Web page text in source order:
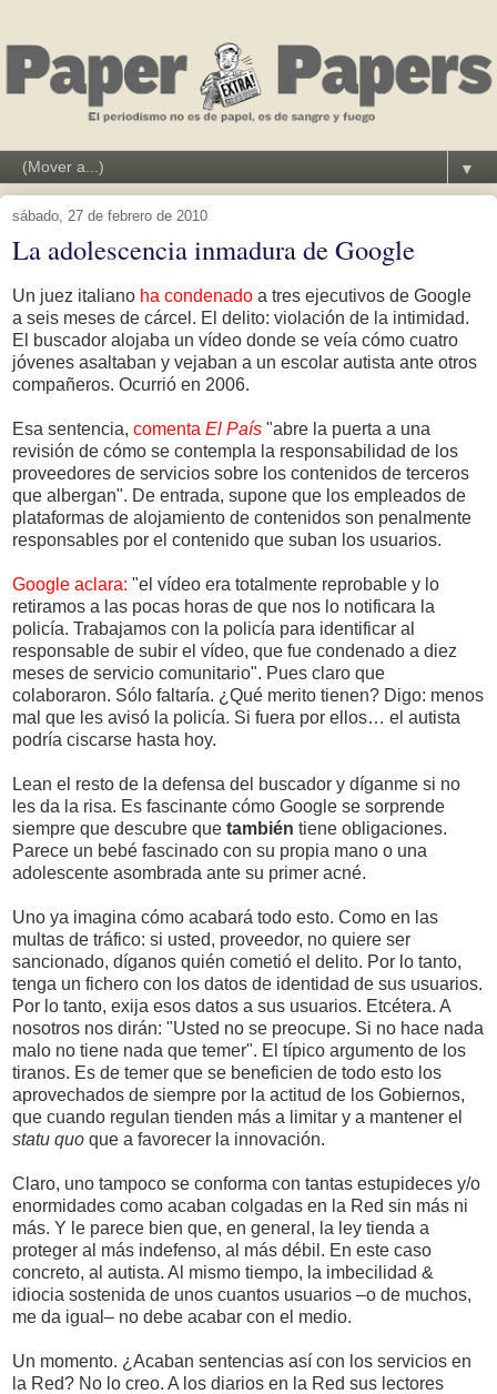
▼
sábado, 27 de febrero de 2010
La adolescencia inmadura de Google
Un juez italiano ha condenado a tres ejecutivos de Google
a seis meses de cárcel. El delito: violación de la intimidad.
El buscador alojaba un vídeo donde se veía cómo cuatro
jóvenes asaltaban y vejaban a un escolar autista ante otros
compañeros. Ocurrió en 2006.
Esa sentencia, comenta El País "abre la puerta a una
revisión de cómo se contempla la responsabilidad de los
proveedores de servicios sobre los contenidos de terceros
que albergan". De entrada, supone que los empleados de
plataformas de alojamiento de contenidos son penalmente
responsables por el contenido que suban los usuarios.
Google aclara: "el vídeo era totalmente reprobable y lo
retiramos a las pocas horas de que nos lo notificara la
policía. Trabajamos con la policía para identificar al
responsable de subir el vídeo, que fue condenado a diez
meses de servicio comunitario". Pues claro que
colaboraron. Sólo faltaría. ¿Qué merito tienen? Digo: menos
mal que les avisó la policía. Si fuera por ellos… el autista
podría ciscarse hasta hoy.
Lean el resto de la defensa del buscador y díganme si no
les da la risa. Es fascinante cómo Google se sorprende
siempre que descubre que también tiene obligaciones.
Parece un bebé fascinado con su propia mano o una
adolescente asombrada ante su primer acné.
Uno ya imagina cómo acabará todo esto. Como en las
multas de tráfico: si usted, proveedor, no quiere ser
sancionado, díganos quién cometió el delito. Por lo tanto,
tenga un fichero con los datos de identidad de sus usuarios.
Por lo tanto, exija esos datos a sus usuarios. Etcétera. A
nosotros nos dirán: "Usted no se preocupe. Si no hace nada
malo no tiene nada que temer". El típico argumento de los
tiranos. Es de temer que se beneficien de todo esto los
aprovechados de siempre por la actitud de los Gobiernos,
que cuando regulan tienden más a limitar y a mantener el
statu quo que a favorecer la innovación.
Claro, uno tampoco se conforma con tantas estupideces y/o
enormidades como acaban colgadas en la Red sin más ni
más. Y le parece bien que, en general, la ley tienda a
proteger al más indefenso, al más débil. En este caso
concreto, al autista. Al mismo tiempo, la imbecilidad &
idiocia sostenida de unos cuantos usuarios –o de muchos,
me da igual– no debe acabar con el medio.
Un momento. ¿Acaban sentencias así con los servicios en
la Red? No lo creo. A los diarios en la Red sus lectores